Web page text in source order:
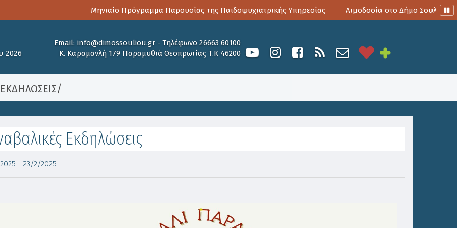
Μηνιαίο Πρόγραμμα Παρουσίας της Παιδοψυχιατρικής Υπηρεσίας Αιμοδοσία στο Δήμο Σουλίου
2026
Email: info@dimossouliou.gr - Τηλέφωνο 26663 60100
Κ. Καραμανλή 179 Παραμυθιά Θεσπρωτίας Τ.Κ 46200
ΕΚΔΗΛΩΣΕΙΣ/
Εκδηλώσεις
- 23/2/2025